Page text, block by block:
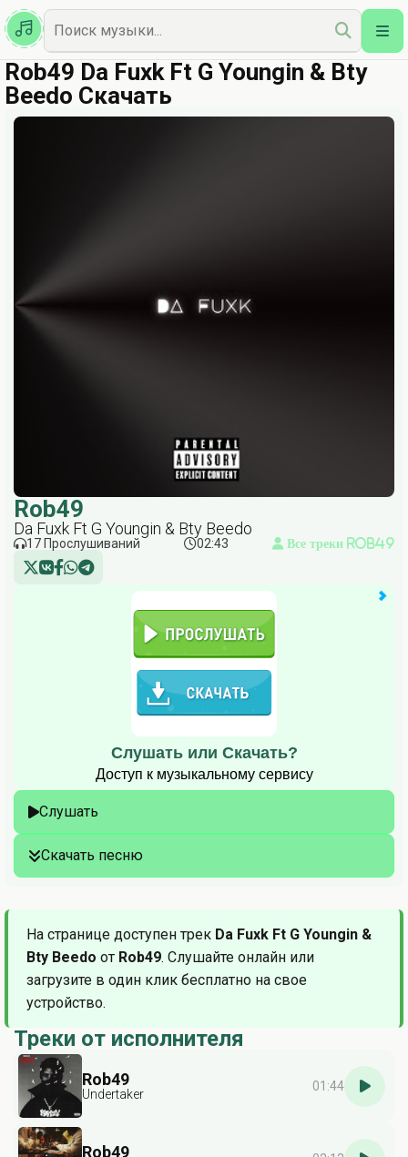
Казахская
Наш Топ
Rob49 Da Fuxk Ft G Youngin & Bty
Beedo Скачать
Rob49
Da Fuxk Ft G Youngin & Bty Beedo
17 Прослушиваний 02:43 Все треки Rob49
Слушать или Скачать?
Доступ к музыкальному сервису
Слушать
Скачать песню
На странице доступен трек Da Fuxk Ft G Youngin &
Bty Beedo от Rob49. Слушайте онлайн или
загрузите в один клик бесплатно на свое
устройство.
Треки от исполнителя
Rob49
Undertaker
01:44
Rob49